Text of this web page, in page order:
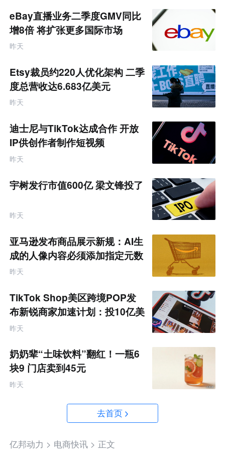
eBay直播业务二季度GMV同比
增8倍 将扩张更多国际市场
昨天
Etsy裁员约220人优化架构 二季
度总营收达6.683亿美元
昨天
迪士尼与TikTok达成合作 开放
IP供创作者制作短视频
昨天
宇树发行市值600亿 梁文锋投了
昨天
亚马逊发布商品展示新规：AI生
成的人像内容必须添加指定元数
据
昨天
TikTok Shop美区跨境POP发
布新锐商家加速计划：投10亿美
金资源帮扶四类商家
昨天
奶奶辈“土味饮料”翻红！一瓶6
块9 门店卖到45元
昨天
去首页
亿邦动力 > 电商快讯 > 正文